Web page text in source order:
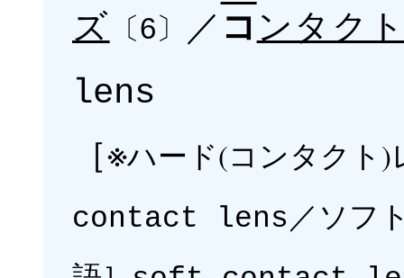
ズ 〔6〕 ／ コ ンタク
lens
［※ハード(コンタクト)
contact lens ／ソフ